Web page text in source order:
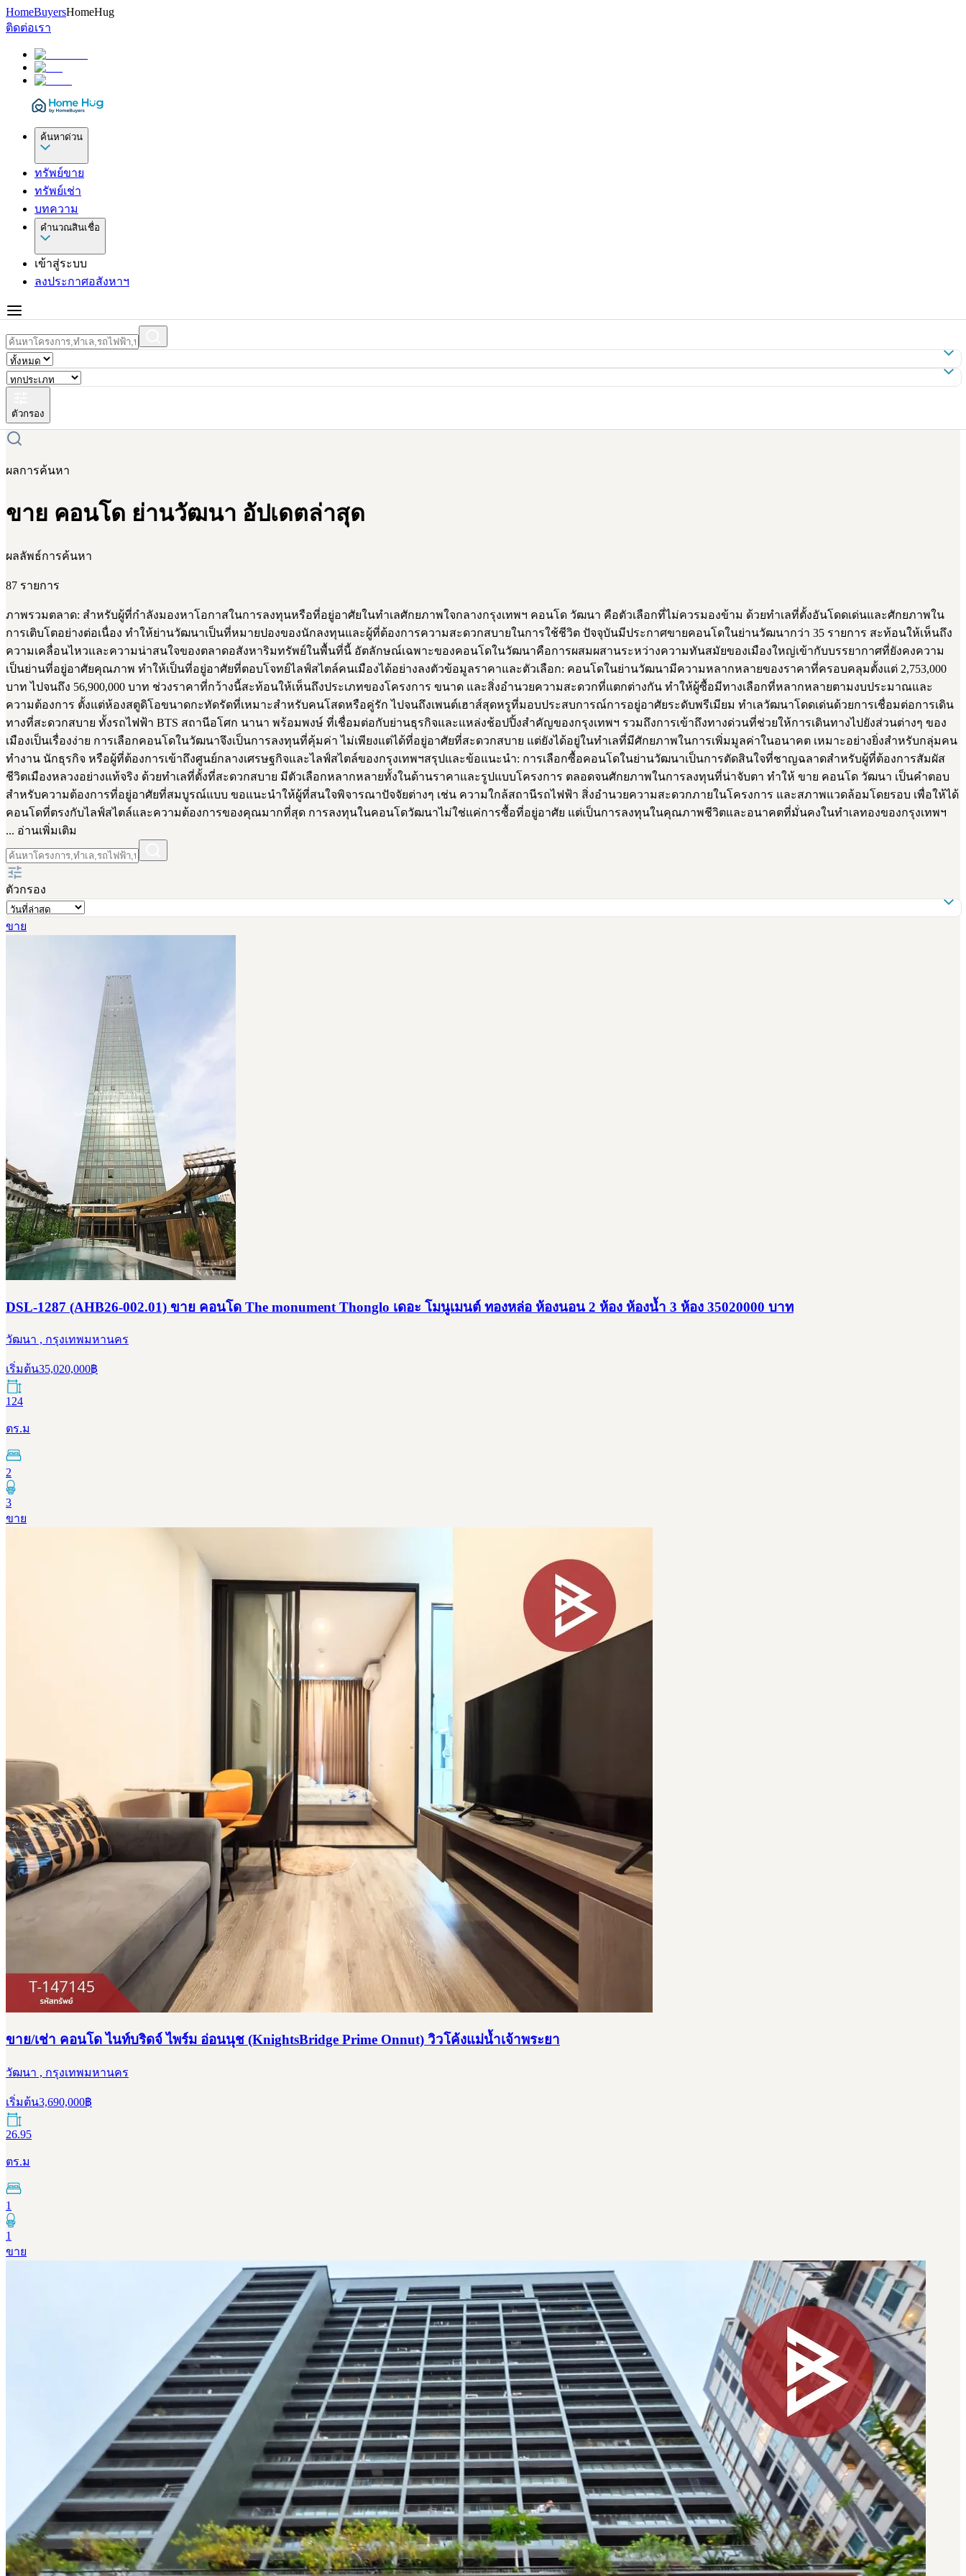
HomeBuyersHomeHug
ติดต่อเรา
ค้นหาด่วน
ทรัพย์ขาย
ทรัพย์เช่า
บทความ
คำนวณสินเชื่อ
เข้าสู่ระบบ
ลงประกาศอสังหาฯ
ตัวกรอง
ผลการค้นหา
ขาย คอนโด ย่านวัฒนา อัปเดตล่าสุด
ผลลัพธ์การค้นหา
87 รายการ
ภาพรวมตลาด: สำหรับผู้ที่กำลังมองหาโอกาสในการลงทุนหรือที่อยู่อาศัยในทำเลศักยภาพใจกลางกรุงเทพฯ คอนโด วัฒนา คือตัวเลือกที่ไม่ควรมองข้าม ด้วยทำเลที่ตั้งอันโดดเด่นและศักยภาพใน
การเติบโตอย่างต่อเนื่อง ทำให้ย่านวัฒนาเป็นที่หมายปองของนักลงทุนและผู้ที่ต้องการความสะดวกสบายในการใช้ชีวิต ปัจจุบันมีประกาศขายคอนโดในย่านวัฒนากว่า 35 รายการ สะท้อนให้เห็นถึง
ความเคลื่อนไหวและความน่าสนใจของตลาดอสังหาริมทรัพย์ในพื้นที่นี้ อัตลักษณ์เฉพาะของคอนโดในวัฒนาคือการผสมผสานระหว่างความทันสมัยของเมืองใหญ่เข้ากับบรรยากาศที่ยังคงความ
เป็นย่านที่อยู่อาศัยคุณภาพ ทำให้เป็นที่อยู่อาศัยที่ตอบโจทย์ไลฟ์สไตล์คนเมืองได้อย่างลงตัวข้อมูลราคาและตัวเลือก: คอนโดในย่านวัฒนามีความหลากหลายของราคาที่ครอบคลุมตั้งแต่ 2,753,000
บาท ไปจนถึง 56,900,000 บาท ช่วงราคาที่กว้างนี้สะท้อนให้เห็นถึงประเภทของโครงการ ขนาด และสิ่งอำนวยความสะดวกที่แตกต่างกัน ทำให้ผู้ซื้อมีทางเลือกที่หลากหลายตามงบประมาณและ
ความต้องการ ตั้งแต่ห้องสตูดิโอขนาดกะทัดรัดที่เหมาะสำหรับคนโสดหรือคู่รัก ไปจนถึงเพนต์เฮาส์สุดหรูที่มอบประสบการณ์การอยู่อาศัยระดับพรีเมียม ทำเลวัฒนาโดดเด่นด้วยการเชื่อมต่อการเดิน
ทางที่สะดวกสบาย ทั้งรถไฟฟ้า BTS สถานีอโศก นานา พร้อมพงษ์ ที่เชื่อมต่อกับย่านธุรกิจและแหล่งช้อปปิ้งสำคัญของกรุงเทพฯ รวมถึงการเข้าถึงทางด่วนที่ช่วยให้การเดินทางไปยังส่วนต่างๆ ของ
เมืองเป็นเรื่องง่าย การเลือกคอนโดในวัฒนาจึงเป็นการลงทุนที่คุ้มค่า ไม่เพียงแต่ได้ที่อยู่อาศัยที่สะดวกสบาย แต่ยังได้อยู่ในทำเลที่มีศักยภาพในการเพิ่มมูลค่าในอนาคต เหมาะอย่างยิ่งสำหรับกลุ่มคน
ทำงาน นักธุรกิจ หรือผู้ที่ต้องการเข้าถึงศูนย์กลางเศรษฐกิจและไลฟ์สไตล์ของกรุงเทพฯสรุปและข้อแนะนำ: การเลือกซื้อคอนโดในย่านวัฒนาเป็นการตัดสินใจที่ชาญฉลาดสำหรับผู้ที่ต้องการสัมผัส
ชีวิตเมืองหลวงอย่างแท้จริง ด้วยทำเลที่ตั้งที่สะดวกสบาย มีตัวเลือกหลากหลายทั้งในด้านราคาและรูปแบบโครงการ ตลอดจนศักยภาพในการลงทุนที่น่าจับตา ทำให้ ขาย คอนโด วัฒนา เป็นคำตอบ
สำหรับความต้องการที่อยู่อาศัยที่สมบูรณ์แบบ ขอแนะนำให้ผู้ที่สนใจพิจารณาปัจจัยต่างๆ เช่น ความใกล้สถานีรถไฟฟ้า สิ่งอำนวยความสะดวกภายในโครงการ และสภาพแวดล้อมโดยรอบ เพื่อให้ได้
คอนโดที่ตรงกับไลฟ์สไตล์และความต้องการของคุณมากที่สุด การลงทุนในคอนโดวัฒนาไม่ใช่แค่การซื้อที่อยู่อาศัย แต่เป็นการลงทุนในคุณภาพชีวิตและอนาคตที่มั่นคงในทำเลทองของกรุงเทพฯ
... อ่านเพิ่มเติม
ตัวกรอง
ขาย
DSL-1287 (AHB26-002.01) ขาย คอนโด The monument Thonglo เดอะ โมนูเมนต์ ทองหล่อ ห้องนอน 2 ห้อง ห้องน้ำ 3 ห้อง 35020000 บาท
วัฒนา , กรุงเทพมหานคร
เริ่มต้น35,020,000฿
124
ตร.ม
2
3
ขาย
ขาย/เช่า คอนโด ไนท์บริดจ์ ไพร์ม อ่อนนุช (KnightsBridge Prime Onnut) วิวโค้งแม่น้ำเจ้าพระยา
วัฒนา , กรุงเทพมหานคร
เริ่มต้น3,690,000฿
26.95
ตร.ม
1
1
ขาย